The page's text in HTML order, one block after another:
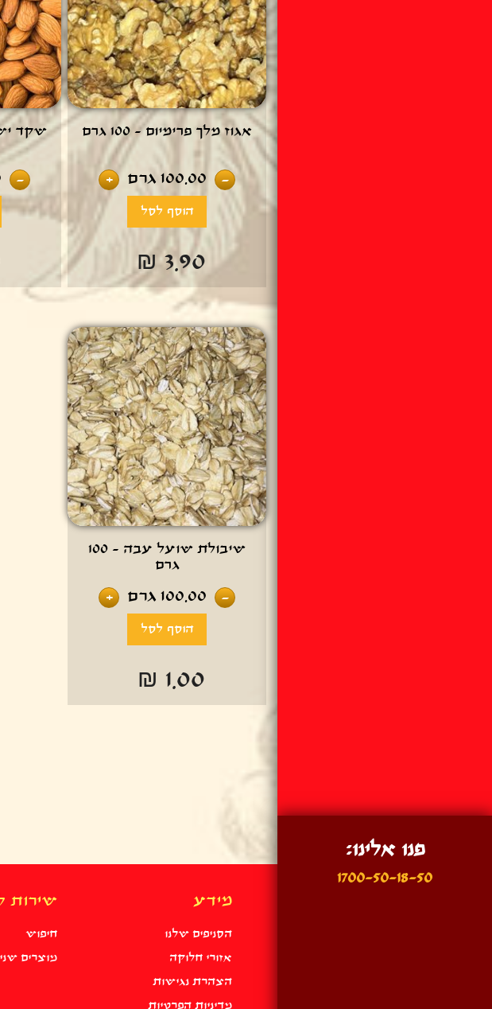
פנו אלינו:
1700-50-18-50
אגוז מלך פרימיום - 100 גרם
-
100.00גרם +
₪ 3.90
שקד
-
שיבולת שועל עבה - 100
גרם
-
100.00גרם +
₪ 1.00
מידע
הסניפים שלנו
אזורי חלוקה
הצהרת נגישות
מדיניות הפרטיות
שירות
חיפוש
מוצרים